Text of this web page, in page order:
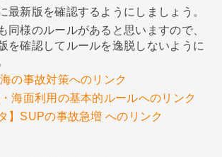
最新版を確認するようにしましょう。
同様のルールがあると思いますので、
を確認してルールを逸脱しないように
の事故対策へのリンク
海面利用の基本的ルールへのリンク
】SUPの事故急増 へのリンク